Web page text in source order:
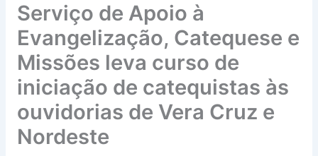
Serviço de Apoio à
Evangelização, Catequese e
Missões leva curso de
iniciação de catequistas às
ouvidorias de Vera Cruz e
Nordeste